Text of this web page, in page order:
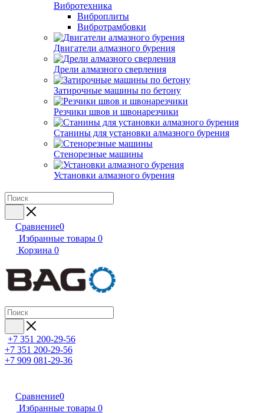
Вибротехника
Виброплиты
Вибротрамбовки
Двигатели алмазного бурения
Дрели алмазного сверления
Затирочные машины по бетону
Резчики швов и швонарезчики
Станины для установки алмазного бурения
Стенорезные машины
Установки алмазного бурения
Сравнение0
Избранные товары 0
Корзина 0
+7 351 200-29-56
+7 351 200-29-56
+7 909 081-29-36
Сравнение0
Избранные товары 0